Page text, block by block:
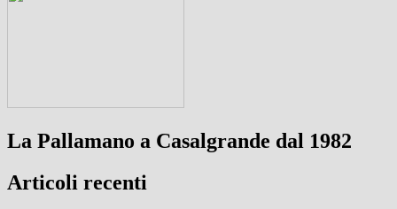
La Pallamano a Casalgrande dal 1982
Articoli recenti